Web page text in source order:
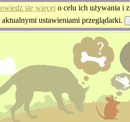
się więcej o celu ich używania i
ustawieniami przeglądarki.